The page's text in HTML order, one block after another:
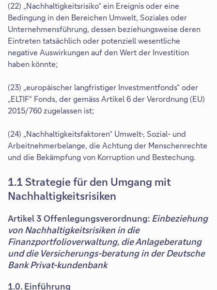
(22) „Nachhaltigkeitsrisiko“ ein Ereignis oder eine
Bedingung in den Bereichen Umwelt, Soziales oder
Unternehmensführung, dessen beziehungsweise deren
Eintreten tatsächlich oder potenziell wesentliche
negative Auswirkungen auf den Wert der Investition
haben könnte;
(23) „europäischer langfristiger Investmentfonds“ oder
„ELTIF“ Fonds, der gemäss Artikel 6 der Verordnung (EU)
2015/760 zugelassen ist;
(24) „Nachhaltigkeitsfaktoren“ Umwelt-, Sozial- und
Arbeitnehmerbelange, die Achtung der Menschenrechte
und die Bekämpfung von Korruption und Bestechung.
1.1 Strategie für den Umgang mit
Nachhaltigkeitsrisiken
Artikel 3 Offenlegungsverordnung: Einbeziehung
von Nachhaltigkeitsrisiken in die
Finanzportfolioverwaltung, die Anlageberatung
und die Versicherungs-beratung in der Deutsche
Bank Privat-kundenbank
1.0. Einführung